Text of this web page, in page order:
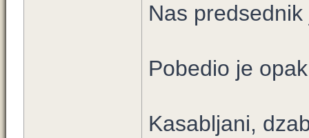
Nas
Pobedio je
Kasabljani,